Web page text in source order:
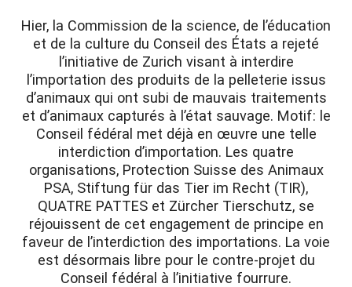
Hier, la Commission de la science, de l’éducation
et de la culture du Conseil des États a rejeté
l’initiative de Zurich visant à interdire
l’importation des produits de la pelleterie issus
d’animaux qui ont subi de mauvais traitements
et d’animaux capturés à l’état sauvage. Motif: le
Conseil fédéral met déjà en œuvre une telle
interdiction d’importation. Les quatre
organisations, Protection Suisse des Animaux
PSA, Stiftung für das Tier im Recht (TIR),
QUATRE PATTES et Zürcher Tierschutz, se
réjouissent de cet engagement de principe en
faveur de l’interdiction des importations. La voie
est désormais libre pour le contre-projet du
Conseil fédéral à l’initiative fourrure.